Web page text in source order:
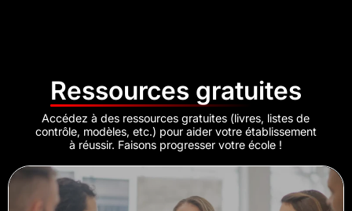
Ressources gratuites
Accédez à des ressources gratuites (livres, listes de
contrôle, modèles, etc.) pour aider votre établissement
à réussir. Faisons progresser votre école !